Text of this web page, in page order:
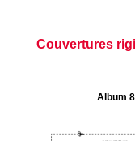
Couvertures
Album